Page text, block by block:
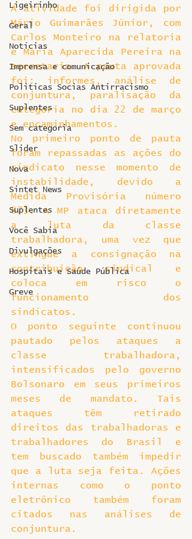
Ligeirinho
Geral
Notícias
Imprensa e comunicação
Politicas Socias Antirracismo
Suplentes
Sem categoria
Slider
Nova
Sintet News
Suplentes
Você Sabia
Divulgações
Hospitais e Saúde Pública
Greve
A atividade foi dirigida por
Mário Guimarães Júnior, com
Carlos Monteiro na relatoria
e Maria Aparecida Pereira na
secretaria. A pauta aprovada
foi: informes, análise de
conjuntura, paralisação da
categoria no dia 22 de março
e encaminhamentos.
No primeiro ponto de pauta
foram repassadas as ações do
sindicato nesse momento de
instabilidade, devido a
Medida Provisória número
873. A MP ataca diretamente
a luta da classe
trabalhadora, uma vez que
extingue a consignação na
contribuição sindical e
coloca em risco o
funcionamento dos
sindicatos.
O ponto seguinte continuou
pautado pelos ataques a
classe trabalhadora,
intensificados pelo governo
Bolsonaro em seus primeiros
meses de mandato. Tais
ataques têm retirado
direitos das trabalhadoras e
trabalhadores do Brasil e
tem buscado também impedir
que a luta seja feita. Ações
internas como o ponto
eletrônico também foram
citados nas análises de
conjuntura.